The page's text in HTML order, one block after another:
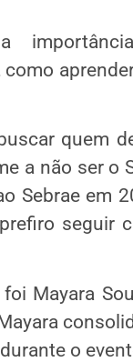
a
quem
a não ser o
Sebrae em
seguir
Mayara
o